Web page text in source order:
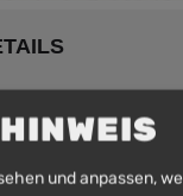
und anpassen,